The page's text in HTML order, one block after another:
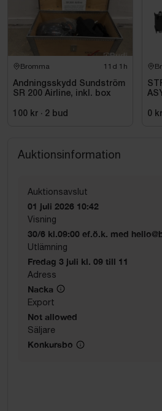
Bromma 11d 1h
Andningsskydd Sundström
SR 200 Airline, inkl. box
100 kr · 2 bud
0 kr
Auktionsinformation
Auktionsavslut
01 juli 2026 10:42
Visning
30/6 kl.09:00 ef.ö.k. med
Utlämning
Fredag 3 juli kl. 09 till 11
Adress
Nacka
Export
Not allowed
Säljare
Konkursbo